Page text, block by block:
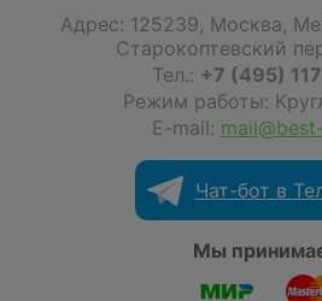
Адрес: 125239, Москва,
Старокоптевский
Тел.: +7 (495)
Режим работы:
E-mail:
Чат-бот в
Мы